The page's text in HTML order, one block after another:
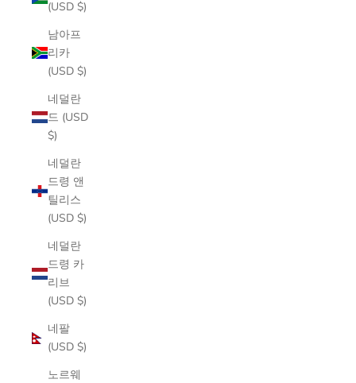
(USD $)
남아프
리카
(USD $)
네덜란
드 (USD
$)
네덜란
드령 앤
틸리스
(USD $)
네덜란
드령 카
리브
(USD $)
네팔
(USD $)
노르웨